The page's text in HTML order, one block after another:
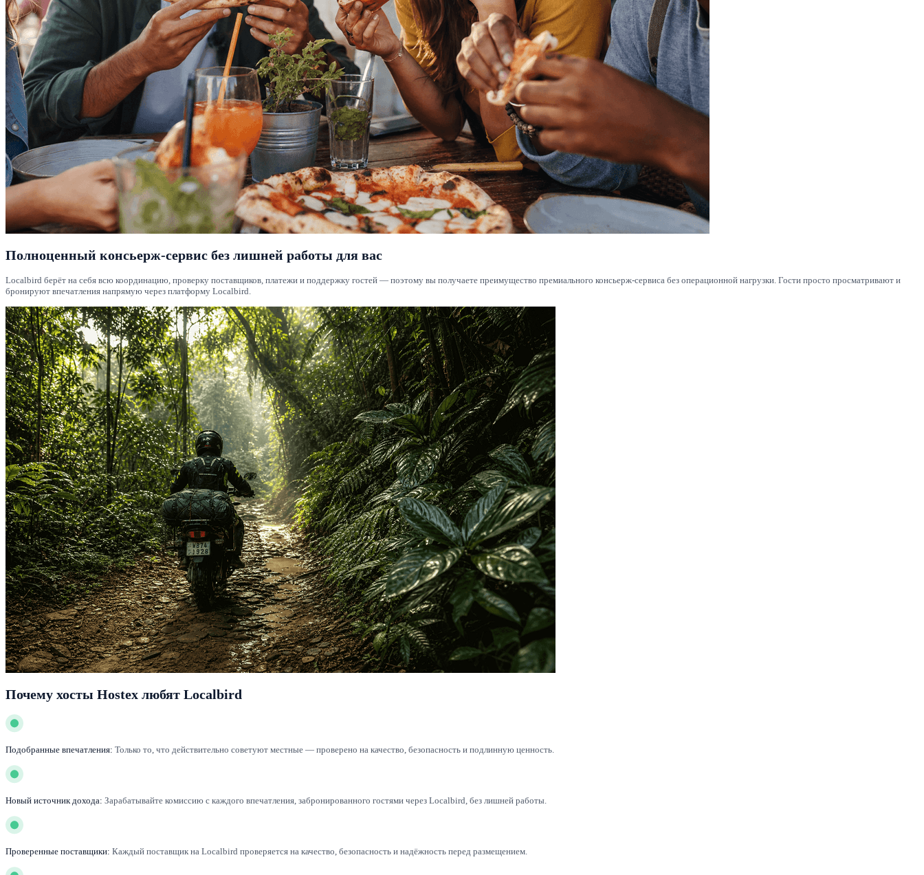
Полноценный консьерж-сервис без лишней работы для вас
Localbird берёт на себя всю координацию, проверку поставщиков, платежи и поддержку гостей — поэтому вы получаете преимущество премиального консьерж-сервиса без операционной нагрузки. Гости просто просматривают и
бронируют впечатления напрямую через платформу Localbird.
Почему хосты Hostex любят Localbird
Подобранные впечатления: Только то, что действительно советуют местные — проверено на качество, безопасность и подлинную ценность.
Новый источник дохода: Зарабатывайте комиссию с каждого впечатления, забронированного гостями через Localbird, без лишней работы.
Проверенные поставщики: Каждый поставщик на Localbird проверяется на качество, безопасность и надёжность перед размещением.